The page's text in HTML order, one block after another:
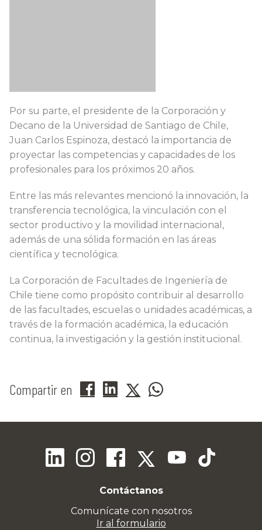
Por su parte, el presidente de la Corporación y
Decano de la Universidad de Santiago de Chile,
Juan Carlos Espinoza, destacó la importancia de
proyectar las competencias y capacidades de los
profesionales para los próximos 20 años.
Entre las más relevantes mencionó la innovación, la
transferencia tecnológica, la vinculación con el
sector productivo y la movilidad internacional,
además de una sólida formación en las áreas
científica y tecnológica.
La Corporación de Facultades de Ingeniería de
Chile tiene como propósito contribuir al desarrollo
de las facultades, escuelas o unidades académicas, a
través de la formación académica, la educación
continua, la investigación y la gestión institucional.
Compartir en
Contáctanos
Comunícate con nosotros
Ir al formulario